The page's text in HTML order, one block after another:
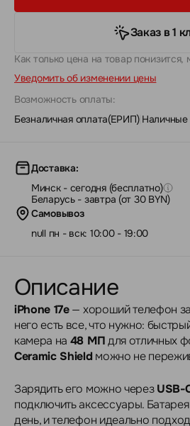
Заказ в 1
Как только цена на товар
Уведомить об изменении цены
Возможность оплаты:
Безналичная оплата(ЕРИП)| Наличные
Доставка:
Минск - сегодня (бесплатно)
Беларусь - завтра (от 30 BYN)
Самовывоз
null пн - вск: 10:00 - 19:00
Описание
iPhone 17e— хороший телефон
него есть все, что нужно:
камера на 48 МПдля отличных
Ceramic Shield можно не
Зарядить его можно черезUSB-
подключить аксессуары.
день, и телефон идеально